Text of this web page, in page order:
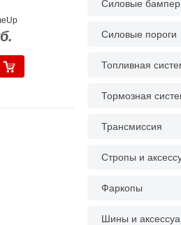
Силовые
Силовые пороги
Топливная
Тормозная
Трансмиссия
Стропы и
Фаркопы
Шины и